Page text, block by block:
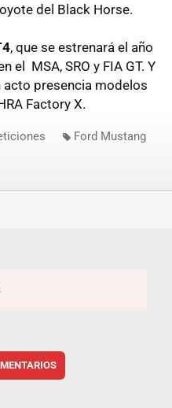
del Black Horse.
, que se estrenará el año
el MSA, SRO y FIA GT. Y
acto presencia modelos
Factory X.
Ford Mustang